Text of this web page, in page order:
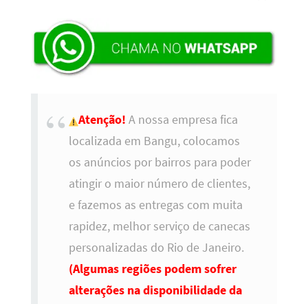
Atenção! A nossa empresa fica
localizada em Bangu, colocamos
os anúncios por bairros para poder
atingir o maior número de clientes,
e fazemos as entregas com muita
rapidez, melhor serviço de canecas
personalizadas do Rio de Janeiro.
(Algumas regiões podem sofrer
alterações na disponibilidade da